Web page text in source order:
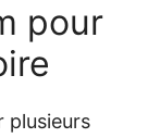
pour
plusieurs